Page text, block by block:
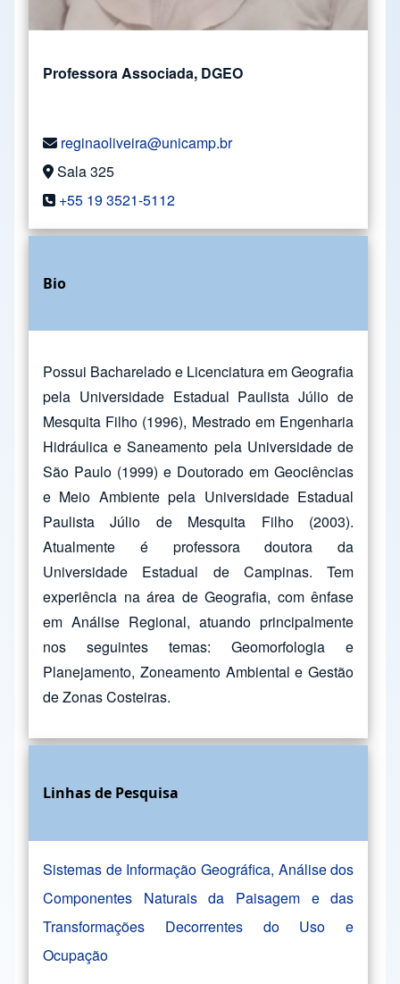
Professora Associada, DGEO
reginaoliveira@unicamp.br
Sala 325
+55 19 3521-5112
Bio
Possui Bacharelado e Licenciatura em Geografia
pela Universidade Estadual Paulista Júlio de
Mesquita Filho (1996), Mestrado em Engenharia
Hidráulica e Saneamento pela Universidade de
São Paulo (1999) e Doutorado em Geociências
e Meio Ambiente pela Universidade Estadual
Paulista Júlio de Mesquita Filho (2003).
Atualmente é professora doutora da
Universidade Estadual de Campinas. Tem
experiência na área de Geografia, com ênfase
em Análise Regional, atuando principalmente
nos seguintes temas: Geomorfologia e
Planejamento, Zoneamento Ambiental e Gestão
de Zonas Costeiras.
Linhas de Pesquisa
Sistemas de Informação Geográfica, Análise dos
Componentes Naturais da Paisagem e das
Transformações Decorrentes do Uso e
Ocupação